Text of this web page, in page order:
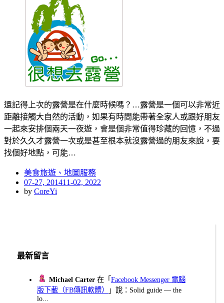
還記得上次的露營是在什麼時候嗎？…露營是一個可以非常近
距離接觸大自然的活動，如果有時間能帶著全家人或跟好朋友
一起來安排個兩天一夜遊，會是個非常值得珍藏的回憶，不過
對於久久才露營一次或是甚至根本就沒露營過的朋友來說，要
找個好地點，可能…
美食旅遊、地圖服務
Posted
on
07-27, 201411-02, 2022
by CoreYi
最新留言
Michael Carter 在「Facebook Messenger 電腦
版下載（FB傳訊軟體）
」說：Solid guide — the
lo...